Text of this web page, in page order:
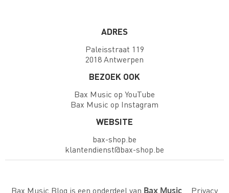
ADRES
Paleisstraat 119
2018 Antwerpen
BEZOEK OOK
Bax Music op YouTube
Bax Music op Instagram
WEBSITE
bax-shop.be
klantendienst@bax-shop.be
Bax Music Blog is een onderdeel van Bax Music Privacy